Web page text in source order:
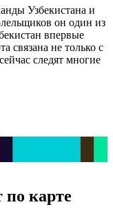
Узбекистана и
он один из
впервые
связана не только с
следят многие
по карте